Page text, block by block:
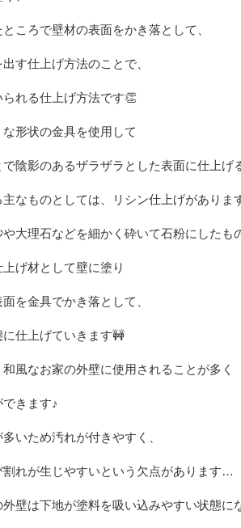
ころで壁材の表面をかき落として、
す仕上げ方法のことで、
れる仕上げ方法です👏
形状の金具を使用して
陰影のあるザラザラとした表面に仕上げ
なものとしては、リシン仕上げがありま
大理石などを細かく砕いて石粉にしたも
げ材として壁に塗り
を金具でかき落として、
仕上げていきます🚧
風なお家の外壁に使用されることが多く
きます♪
いため汚れが付きやすく、
れが生じやすいという欠点があります…
壁は下地が塗料を吸い込みやすい状態に